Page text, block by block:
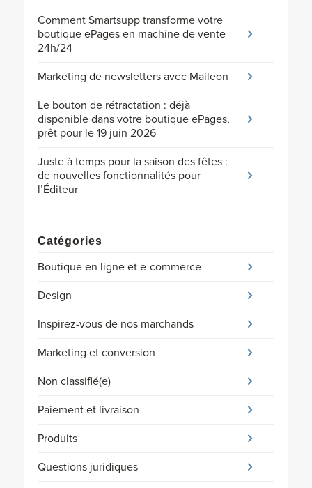
Comment Smartsupp transforme votre
boutique ePages en machine de vente
24h/24
Marketing de newsletters avec Maileon
Le bouton de rétractation : déjà
disponible dans votre boutique ePages,
prêt pour le 19 juin 2026
Juste à temps pour la saison des fêtes :
de nouvelles fonctionnalités pour
l’Éditeur
Catégories
Boutique en ligne et e-commerce
Design
Inspirez-vous de nos marchands
Marketing et conversion
Non classifié(e)
Paiement et livraison
Produits
Questions juridiques